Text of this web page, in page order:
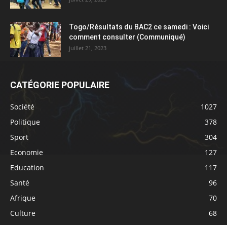
Togo/Résultats du BAC2 ce samedi : Voici
comment consulter (Communiqué)
juillet 21, 2023
CATÉGORIE POPULAIRE
Société
1027
Politique
378
Sport
304
Economie
127
Education
117
Santé
96
Afrique
70
Culture
68